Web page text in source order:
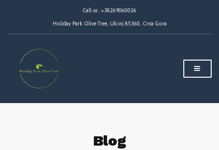
Call us : +38269060026
Holiday Park Olive Tree, Ulcinj 85360, Crna Gora
Blog